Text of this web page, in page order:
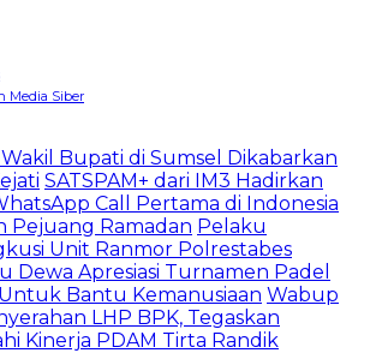
Media Siber
Bupati di Sumsel Dikabarkan
SATSPAM+ dari IM3 Hadirkan
Call Pertama di Indonesia
Pejuang Ramadan Pelaku
Unit Ranmor Polrestabes
Dewa Apresiasi Turnamen Padel
Bantu Kemanusiaan Wabup
LHP BPK, Tegaskan
Kinerja PDAM Tirta Randik